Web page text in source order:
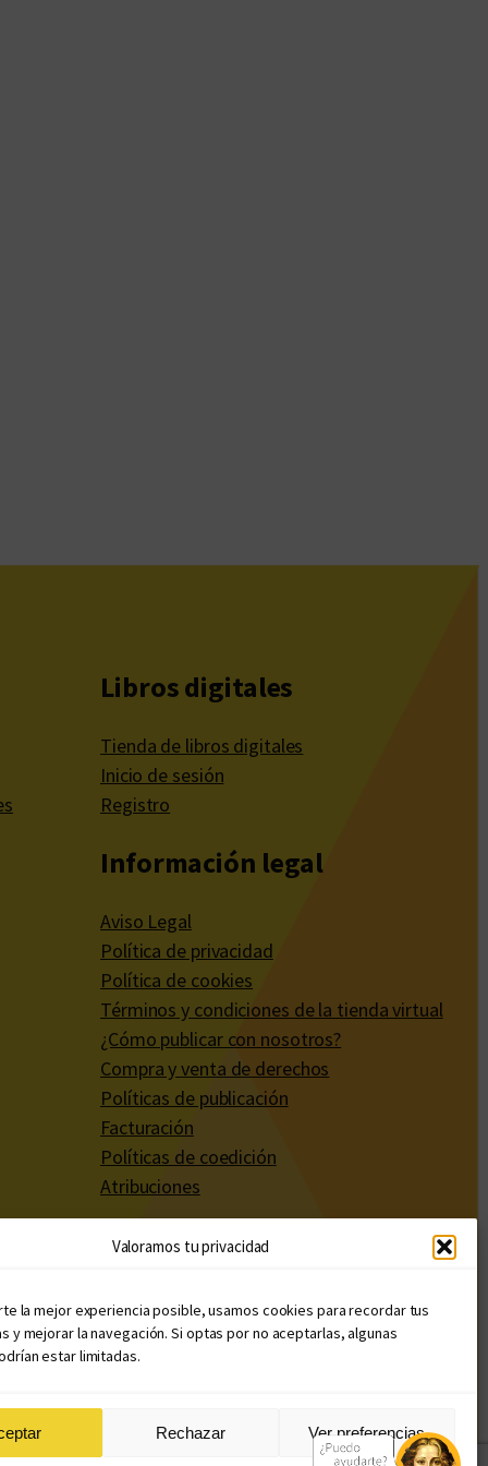
Valoramos tu privacidad
la mejor experiencia posible, usamos cookies para recordar tus
y mejorar la navegación. Si optas por no aceptarlas, algunas
estar limitadas.
Rechazar Ver preferencias
Libros digitales
Tienda de libros digitales
Inicio de sesión
Registro
Información legal
Aviso Legal
Política de privacidad
Política de cookies
Términos y condiciones de la tienda virtual
¿Cómo publicar con nosotros?
Compra y venta de derechos
Políticas de publicación
Facturación
Políticas de coedición
Atribuciones